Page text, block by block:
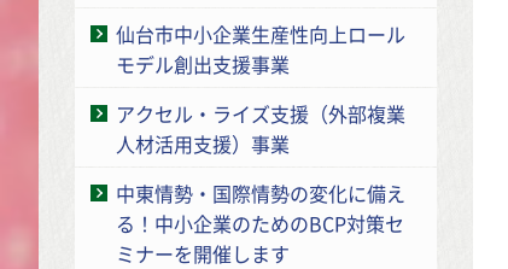
仙台市中小企業生産性向上ロール
モデル創出支援事業
アクセル・ライズ支援（外部複業
人材活用支援）事業
中東情勢・国際情勢の変化に備え
る！中小企業のためのBCP対策セ
ミナーを開催します